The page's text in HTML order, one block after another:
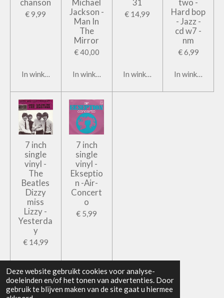
Deze website gebruikt cookies voor analyse-
doeleinden en/of het tonen van advertenties. Door
gebruik te blijven maken van de site gaat u hiermee
€ 9,99
In winkelwagen
Jackson -
Man In
The
Mirror
€ 40,00
In winkelwagen
€ 14,99
In winkelwagen
Hard bop
- Jazz -
cd w7 -
nm
€ 6,99
In
7 inch
single
vinyl -
The
Beatles
Dizzy
miss
Lizzy -
Yesterda
y
€ 14,99
7 inch
single
vinyl -
Ekseptio
n -Air-
Concert
o
€ 5,99
© 2019 - 2026 Tonko Books & Records